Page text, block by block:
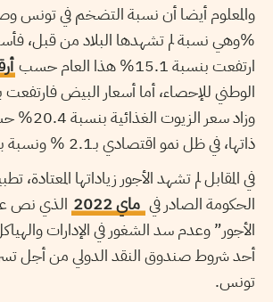
%وهي نسبة لم تشهدها البلاد من قبل،
ارتفعت بنسبة 15.1% هذا العام حسب
وزاد سعر
ذاتها، في ظل نمو اقتصادي بـ2.1 % ونسبة بطالة تناهز 15%.
في المقابل لم تشهد الأجور زياداتها المعتادة،
الحكومة الصادر في ماي 2022
الذي نص
الأجور” وعدم سد الشغور في الإدارات
أحد شروط صندوق النقد الدولي من أجل
تونس.